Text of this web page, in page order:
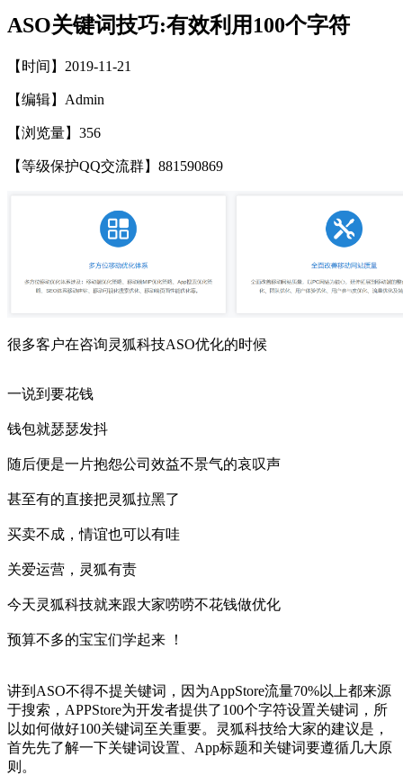
ASO关键词技巧:有效利用100个字符
【时间】2019-11-21
【编辑】Admin
【浏览量】 356
【等级保护QQ交流群】881590869
很多客户在咨询灵狐科技ASO优化的时候
一说到要花钱
钱包就瑟瑟发抖
随后便是一片抱怨公司效益不景气的哀叹声
甚至有的直接把灵狐拉黑了
买卖不成，情谊也可以有哇
关爱运营，灵狐有责
今天灵狐科技就来跟大家唠唠不花钱做优化
预算不多的宝宝们学起来 ！
讲到ASO不得不提关键词，因为AppStore流量70%以上都来源
于搜索，APPStore为开发者提供了100个字符设置关键词，所
以如何做好100关键词至关重要。灵狐科技给大家的建议是，
首先先了解一下关键词设置、App标题和关键词要遵循几大原
则。